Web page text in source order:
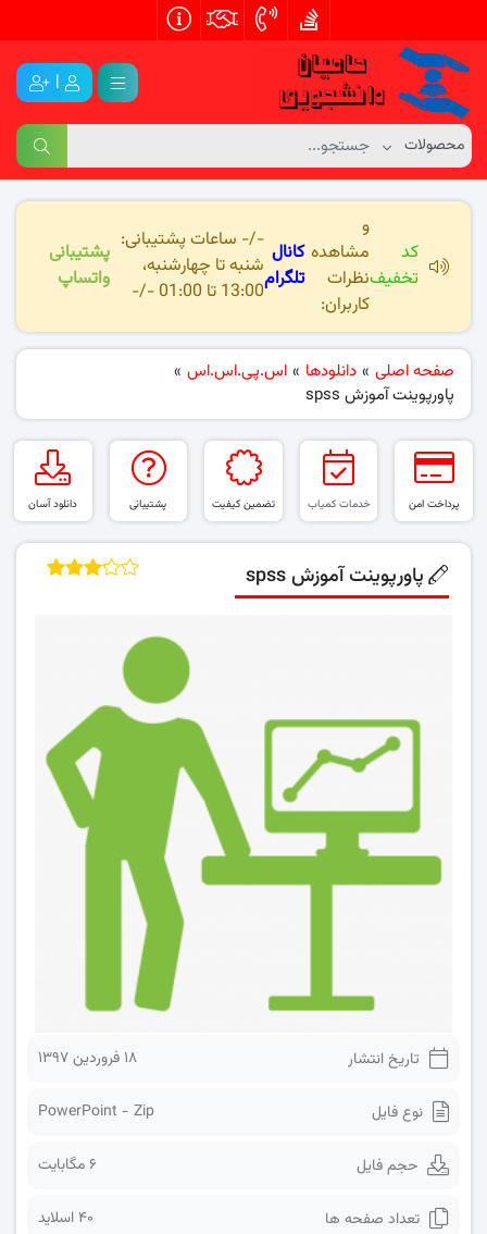
|
کد
تخفیف
و
مشاهده
نظرات
کاربران:
کانال
تلگرام
-/- ساعات پشتیبانی:
شنبه تا چهارشنبه،
13:00 تا 01:00 -/-
پشتیبانی
واتساپ
صفحه اصلی » دانلودها » اس.پی.اس.اس »
پاورپوینت آموزش spss
پرداخت امن خدمات کمیاب تضمین کیفیت پشتیبانی دانلود آسان
پاورپوینت آموزش spss
تاریخ انتشار ۱۸ فروردین ۱۳۹۷
نوع فایل PowerPoint - Zip
حجم فایل 6 مگابایت
تعداد صفحه ها 40 اسلاید